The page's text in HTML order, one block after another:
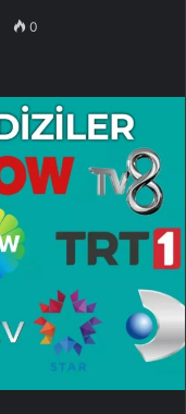
0